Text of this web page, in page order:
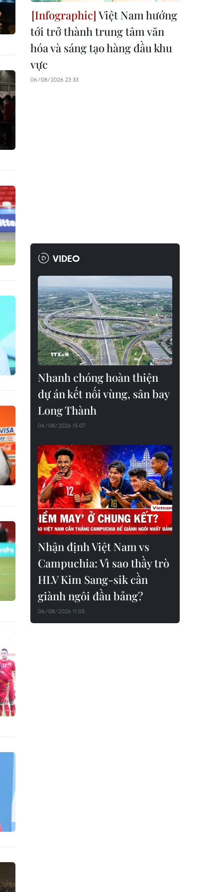
Việt Nam hướng
tới trở thành trung tâm văn
hóa và sáng tạo hàng đầu khu
vực
06/08/2026 23:33
VIDEO
Nhanh chóng hoàn thiện
dự án kết nối vùng, sân bay
Long Thành
06/08/2026 15:07
Nhận định Việt Nam vs
Campuchia: Vì sao thầy trò
HLV Kim Sang-sik cần
giành ngôi đầu bảng?
06/08/2026 11:05